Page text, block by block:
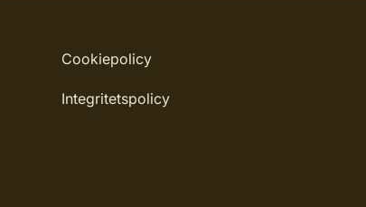
Cookiepolicy
Integritetspolicy